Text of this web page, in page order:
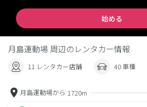
始める
月島運動場 周辺のレンタカー情報
11 レンタカー店舗 40 車種
月島運動場から 1720m